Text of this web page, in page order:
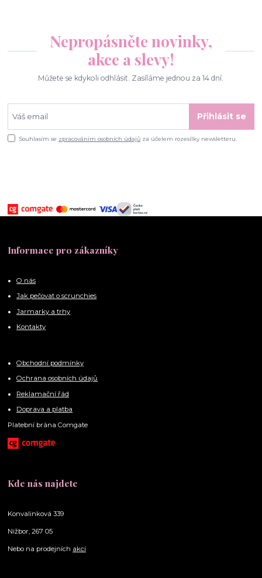
Nepropásněte novinky,
akce a slevy!
Můžete se kdykoli odhlásit. Zasíláme jednou za 14 dní.
Přihlásit se
Souhlasím se zpracováním osobních údajů za účelem rozesílky newsletteru.
Informace pro zákazníky
O nás
Jak pečovat o scrunchies
Jarmarky a trhy
Kontakty
Obchodní podmínky
Ochrana osobních údajů
Reklamační řád
Doprava a platba
Platební brána Comgate
Kde nás najdete
Konvalinková 339
Nižbor, 267 05
Nebo na prodejních akcí